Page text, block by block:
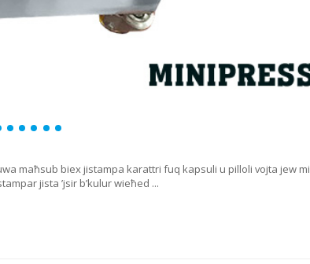
maħsub biex jistampa karattri fuq kapsuli u pilloli vojta jew
jista ’jsir b’kulur wieħed ...